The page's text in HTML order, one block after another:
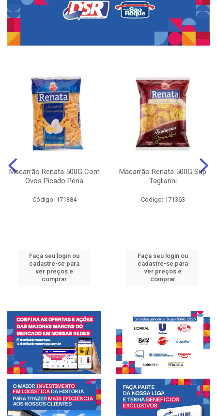
Macarrão Renata 500G Com
Ovos Picado Pena
Código: 171384
Faça seu login ou
cadastre-se para
ver preços e
comprar
Macarrão Renata 500G Sup
Tagliarini
Código: 171363
Faça seu login ou
cadastre-se para
ver preços e
comprar